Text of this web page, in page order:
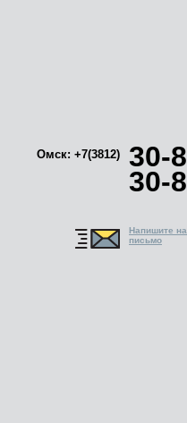
Омск: +7(3812) 30-
30-
Напишите
письмо